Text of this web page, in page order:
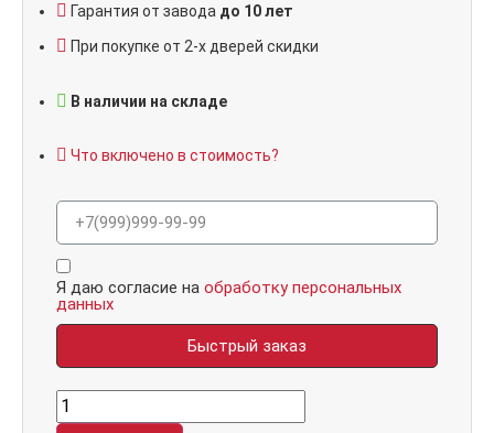
Гарантия от завода до 10 лет
При покупке от 2-х дверей скидки
В наличии на складе
Что включено в стоимость?
Я даю согласие на обработку персональных
данных
Быстрый заказ
П1
Эко,